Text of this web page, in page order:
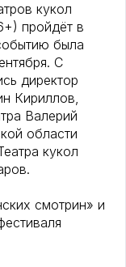
кукол
пройдёт в
была
С
директор
Кириллов,
Валерий
области
кукол
смотрин» и